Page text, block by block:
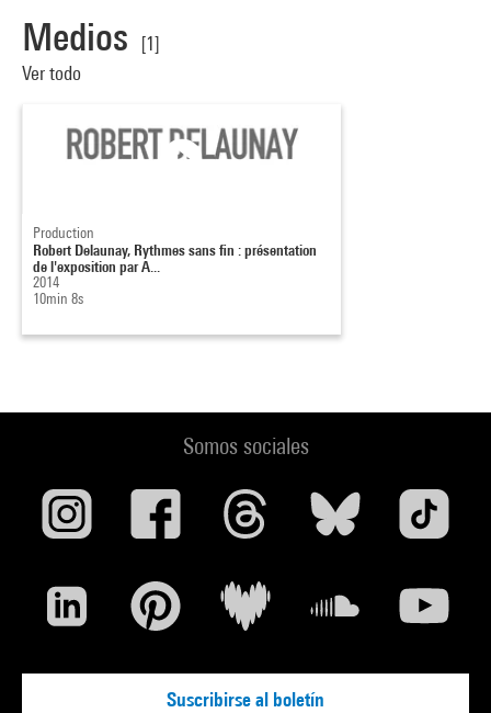
Medios
[1]
Ver todo
Production
Robert Delaunay, Rythmes sans fin : présentation
de l'exposition par A...
2014
10min 8s
Somos sociales
Suscribirse al boletín